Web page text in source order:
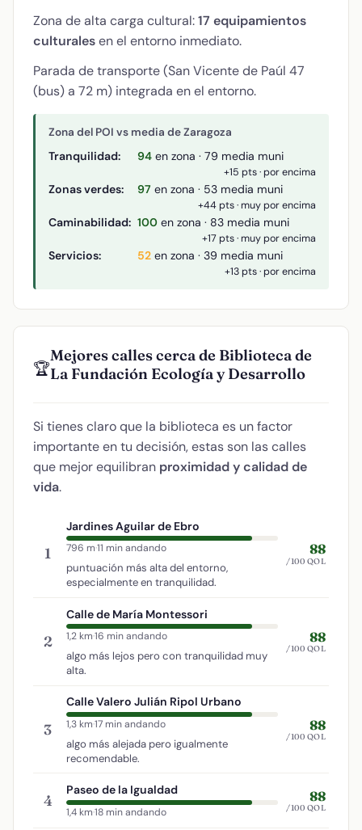
Zona de alta carga cultural:17 equipamientos
culturalesen el entorno inmediato.
Parada de transporte (San Vicente de Paúl 47
(bus) a 72 m) integrada en el entorno.
Zona del POI vs media de Zaragoza
Tranquilidad: 94 en zona · 79 media muni
+15 pts · por encima
Zonas verdes: 97 en zona · 53 media muni
+44 pts · muy por encima
Caminabilidad: 100 en zona · 83 media muni
+17 pts · muy por encima
Servicios: 52 en zona · 39 media muni
+13 pts · por encima
🏆
Mejores calles cerca de Biblioteca de
La Fundación Ecología y Desarrollo
Si tienes claro que la biblioteca es un factor
importante en tu decisión, estas son las calles
que mejor equilibran proximidad y calidad de
vida.
1
Jardines Aguilar de Ebro
796 m·11 min andando
puntuación más alta del entorno,
especialmente en tranquilidad.
88
/100 QOL
2
Calle de María Montessori
1,2 km·16 min andando
algo más lejos pero con tranquilidad muy
alta.
88
/100 QOL
3
Calle Valero Julián Ripol Urbano
1,3 km·17 min andando
algo más alejada pero igualmente
recomendable.
88
/100 QOL
4
Paseo de la Igualdad
1,4 km·18 min andando
88
/100 QOL